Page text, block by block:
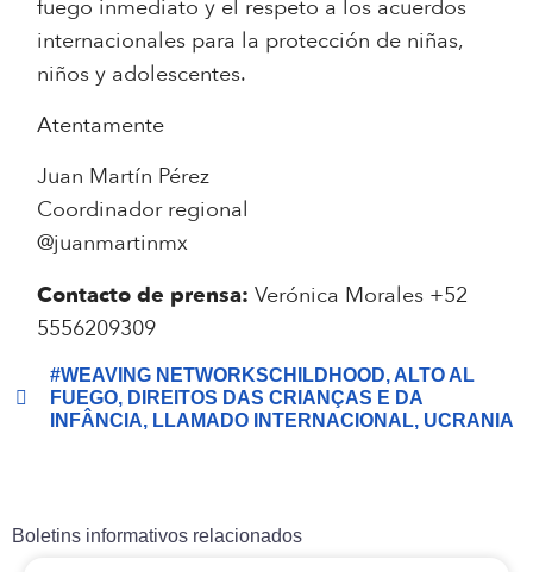
fuego inmediato y el respeto a los acuerdos
internacionales para la protección de niñas,
niños y adolescentes.
Atentamente
Juan Martín Pérez
Coordinador regional
@juanmartinmx
Contacto de prensa: Verónica Morales +52
5556209309
#WEAVING NETWORKSCHILDHOOD, ALTO AL
FUEGO, DIREITOS DAS CRIANÇAS E DA
INFÂNCIA, LLAMADO INTERNACIONAL, UCRANIA
Boletins informativos relacionados